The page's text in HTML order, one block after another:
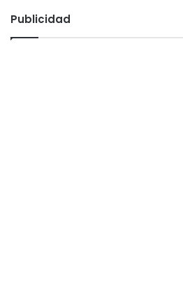
Publicidad